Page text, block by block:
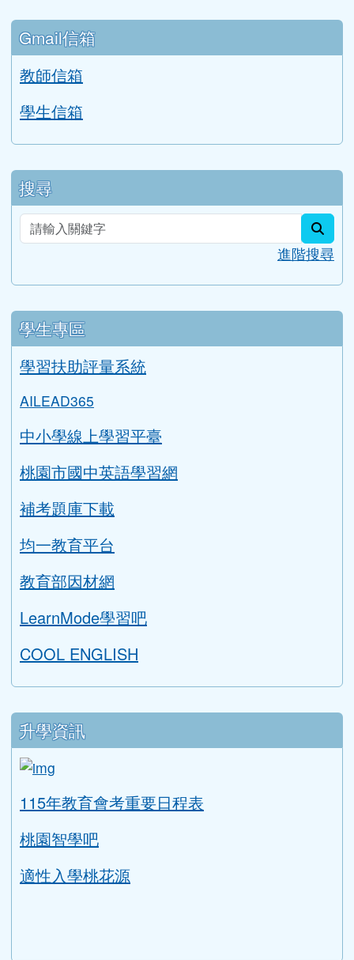
Gmail信箱
教師信箱
學生信箱
搜尋
進階搜尋
學生專區
學習扶助評量系統
AILEAD365
中小學線上學習平臺
桃園市國中英語學習網
補考題庫下載
均一教育平台
教育部因材網
LearnMode學習吧
COOL ENGLISH
升學資訊
ink to https://tyc.entry.edu.tw/NoExamImitate_TL/
115年教育會考重要日程表
桃園智學吧
適性入學桃花源